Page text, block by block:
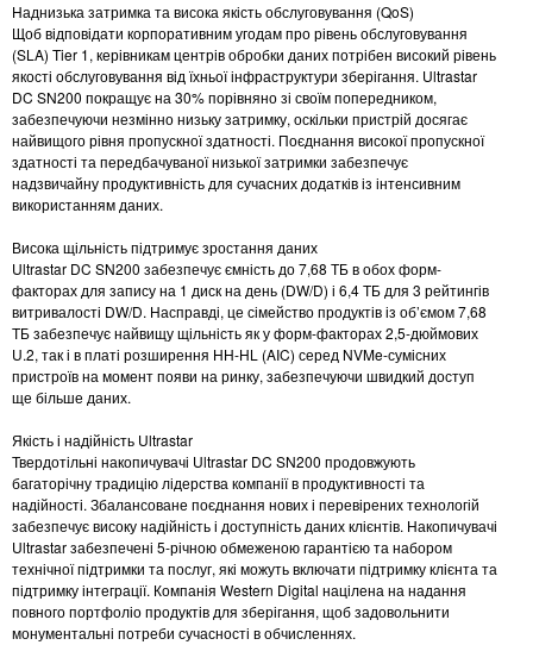
Наднизька затримка та висока якість обслуговування (QoS)
Щоб відповідати корпоративним угодам про рівень обслуговування
(SLA) Tier 1, керівникам центрів обробки даних потрібен високий рівень
якості обслуговування від їхньої інфраструктури зберігання. Ultrastar
DC SN200 покращує на 30% порівняно зі своїм попередником,
забезпечуючи незмінно низьку затримку, оскільки пристрій досягає
найвищого рівня пропускної здатності. Поєднання високої пропускної
здатності та передбачуваної низької затримки забезпечує
надзвичайну продуктивність для сучасних додатків із інтенсивним
використанням даних.
Висока щільність підтримує зростання даних
Ultrastar DC SN200 забезпечує ємність до 7,68 ТБ в обох форм-
факторах для запису на 1 диск на день (DW/D) і 6,4 ТБ для 3 рейтингів
витривалості DW/D. Насправді, це сімейство продуктів із об’ємом 7,68
ТБ забезпечує найвищу щільність як у форм-факторах 2,5-дюймових
U.2, так і в платі розширення HH-HL (AIC) серед NVMe-сумісних
пристроїв на момент появи на ринку, забезпечуючи швидкий доступ
ще більше даних.
Якість і надійність Ultrastar
Твердотільні накопичувачі Ultrastar DC SN200 продовжують
багаторічну традицію лідерства компанії в продуктивності та
надійності. Збалансоване поєднання нових і перевірених технологій
забезпечує високу надійність і доступність даних клієнтів. Накопичувачі
Ultrastar забезпечені 5-річною обмеженою гарантією та набором
технічної підтримки та послуг, які можуть включати підтримку клієнта та
підтримку інтеграції. Компанія Western Digital націлена на надання
повного портфоліо продуктів для зберігання, щоб задовольнити
монументальні потреби сучасності в обчисленнях.